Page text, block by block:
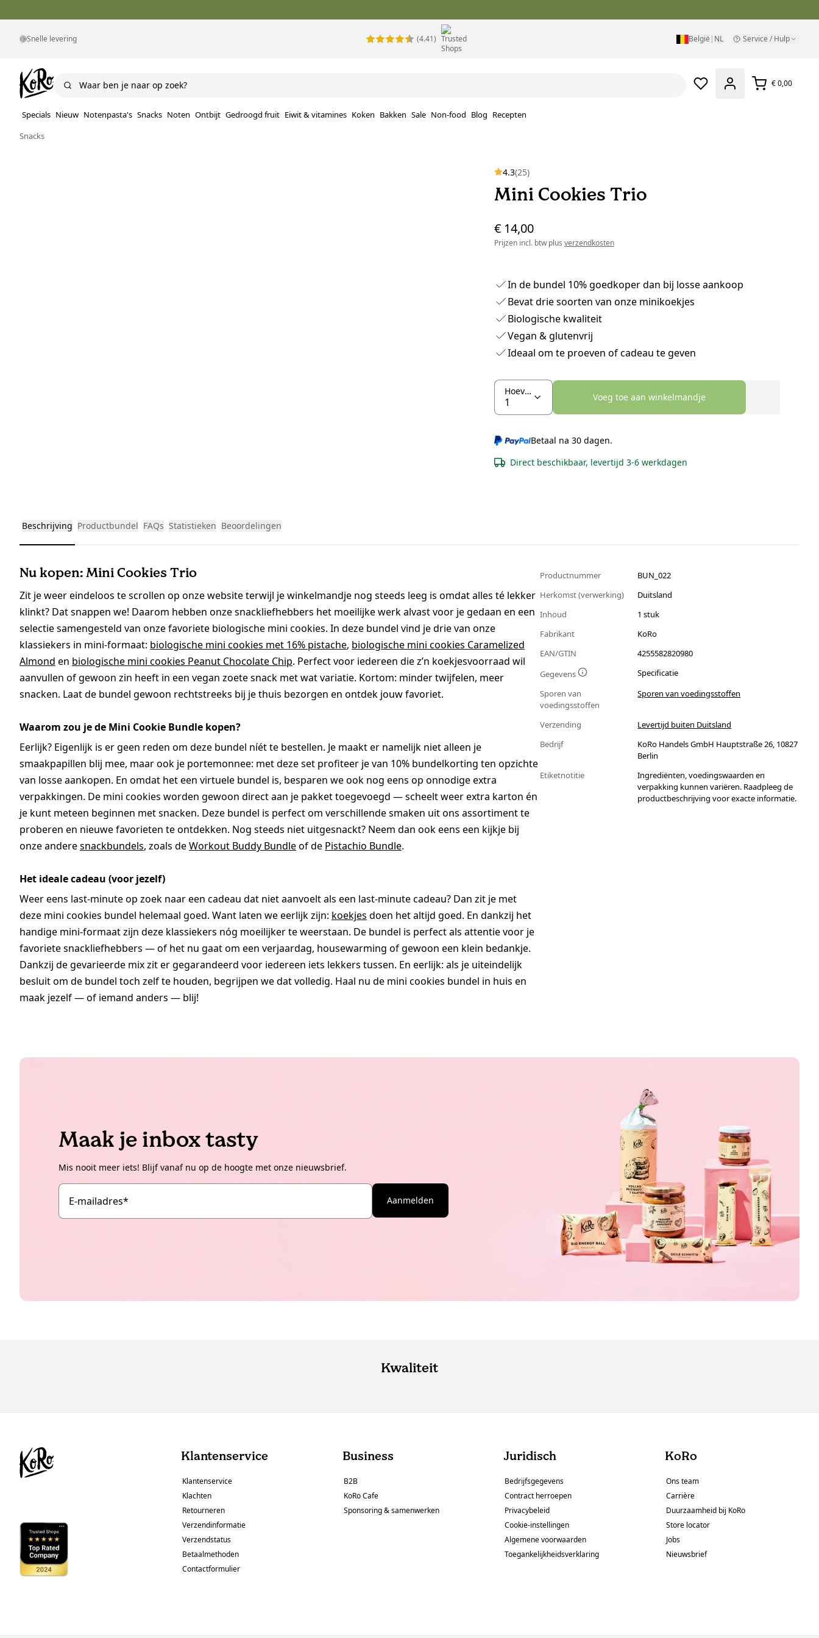
Snelle levering (4.41) België | NL Service / Hulp
€ 0,00
Specials Nieuw Notenpasta's Snacks Noten Ontbijt Gedroogd fruit Eiwit & vitamines Koken Bakken Sale Non-food Blog Recepten
Snacks
4.3(25)
Mini Cookies Trio
€ 14,00
Prijzen incl. btw plus verzendkosten
In de bundel 10% goedkoper dan bij losse aankoop
Bevat drie soorten van onze minikoekjes
Biologische kwaliteit
Vegan & glutenvrij
Ideaal om te proeven of cadeau te geven
Hoeveelheid
Voeg toe aan winkelmandje
Betaal na 30 dagen.
Direct beschikbaar, levertijd 3-6 werkdagen
Beschrijving Productbundel FAQs Statistieken Beoordelingen
Nu kopen: Mini Cookies Trio
Zit je weer eindeloos te scrollen op onze website terwijl je winkelmandje nog steeds leeg is omdat alles té lekker
klinkt? Dat snappen we! Daarom hebben onze snackliefhebbers het moeilijke werk alvast voor je gedaan en een
selectie samengesteld van onze favoriete biologische mini cookies. In deze bundel vind je drie van onze
klassiekers in mini-formaat: biologische mini cookies met 16% pistache, biologische mini cookies Caramelized
Almond en biologische mini cookies Peanut Chocolate Chip. Perfect voor iedereen die z’n koekjesvoorraad wil
aanvullen of gewoon zin heeft in een vegan zoete snack met wat variatie. Kortom: minder twijfelen, meer
snacken. Laat de bundel gewoon rechtstreeks bij je thuis bezorgen en ontdek jouw favoriet.
Waarom zou je de Mini Cookie Bundle kopen?
Eerlijk? Eigenlijk is er geen reden om deze bundel níét te bestellen. Je maakt er namelijk niet alleen je
smaakpapillen blij mee, maar ook je portemonnee: met deze set profiteer je van 10% bundelkorting ten opzichte
van losse aankopen. En omdat het een virtuele bundel is, besparen we ook nog eens op onnodige extra
verpakkingen. De mini cookies worden gewoon direct aan je pakket toegevoegd — scheelt weer extra karton én
je kunt meteen beginnen met snacken. Deze bundel is perfect om verschillende smaken uit ons assortiment te
proberen en nieuwe favorieten te ontdekken. Nog steeds niet uitgesnackt? Neem dan ook eens een kijkje bij
onze anderesnackbundels, zoals deWorkout Buddy Bundleof de Pistachio Bundle.
Het ideale cadeau (voor jezelf)
Weer eens last-minute op zoek naar een cadeau dat niet aanvoelt als een last-minute cadeau? Dan zit je met
deze mini cookies bundel helemaal goed. Want laten we eerlijk zijn: koekjes doen het altijd goed. En dankzij het
handige mini-formaat zijn deze klassiekers nóg moeilijker te weerstaan. De bundel is perfect als attentie voor je
favoriete snackliefhebbers — of het nu gaat om een verjaardag, housewarming of gewoon een klein bedankje.
Dankzij de gevarieerde mix zit er gegarandeerd voor iedereen iets lekkers tussen. En eerlijk: als je uiteindelijk
besluit om de bundel toch zelf te houden, begrijpen we dat volledig. Haal nu de mini cookies bundel in huis en
maak jezelf — of iemand anders — blij!
Productnummer
BUN_022
Herkomst (verwerking)
Duitsland
Inhoud
1 stuk
Fabrikant
KoRo
EAN/GTIN
4255582820980
Gegevens
Specificatie
Sporen van
voedingsstoffen
Sporen van voedingsstoffen
Verzending
Levertijd buiten Duitsland
Bedrijf
KoRo Handels GmbH Hauptstraße 26, 10827
Berlin
Etiketnotitie
Ingrediënten, voedingswaarden en
verpakking kunnen variëren. Raadpleeg de
productbeschrijving voor exacte informatie.
Maak je inbox tasty
Mis nooit meer iets! Blijf vanaf nu op de hoogte met onze nieuwsbrief.
E-mailadres* Aanmelden
Kwaliteit
Klantenservice
Klantenservice
Klachten
Retourneren
Verzendinformatie
Verzendstatus
Betaalmethoden
Contactformulier
Business
B2B
KoRo Cafe
Sponsoring & samenwerken
Juridisch
Bedrijfsgegevens
Contract herroepen
Privacybeleid
Cookie-instellingen
Algemene voorwaarden
Toegankelijkheidsverklaring
KoRo
Ons team
Carrière
Duurzaamheid bij KoRo
Store locator
Jobs
Nieuwsbrief